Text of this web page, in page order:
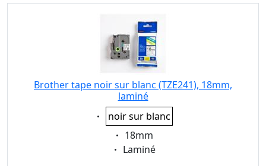
Brother tape noir sur blanc (TZE241), 18mm,
laminé
Eigenschaft:
noir sur blanc
Eigenschaft:
18mm
Eigenschaft:
Laminé